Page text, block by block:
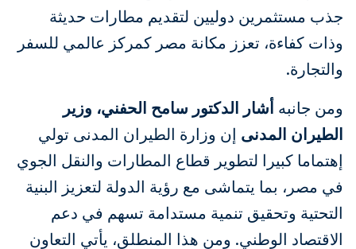
جذب مستثمرين دوليين لتقديم مطارات حديثة
وذات كفاءة، تعزز مكانة مصر كمركز عالمي للسفر
والتجارة.
ومن جانبه أشار الدكتور سامح الحفني، وزير
الطيران المدنى إن وزارة الطيران المدنى تولي
إهتماما كبيرا لتطوير قطاع المطارات والنقل الجوي
في مصر، بما يتماشى مع رؤية الدولة لتعزيز البنية
التحتية وتحقيق تنمية مستدامة تسهم في دعم
الاقتصاد الوطني. ومن هذا المنطلق، يأتي التعاون